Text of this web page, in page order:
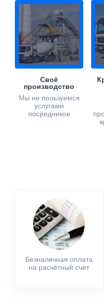
Своё
производство
Мы не пользуемся
услугами
посредников
Безналичная оплата
на расчётный счёт